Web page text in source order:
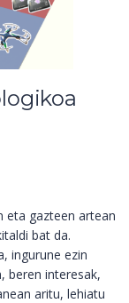
eta gazteen artean
bat da.
ingurune ezin
beren interesak,
aritu, lehiatu